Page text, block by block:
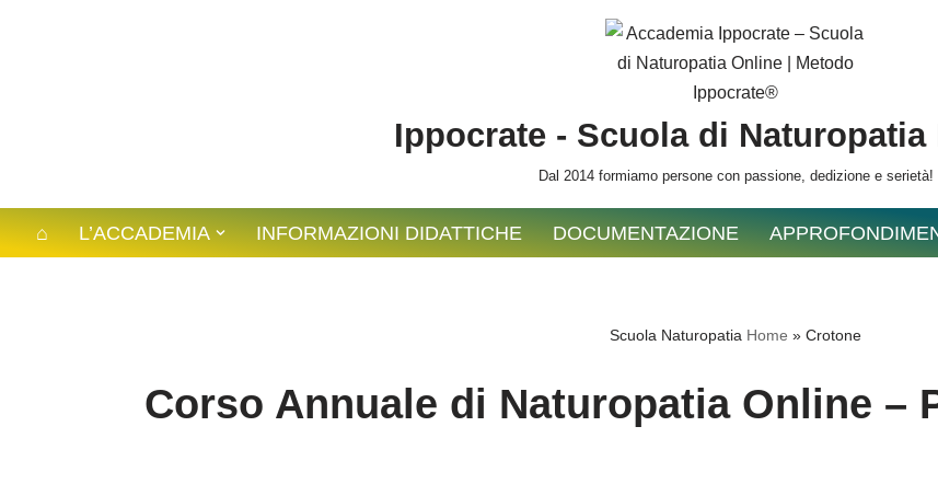
Ippocrate - Scuola di Naturopatia
Dal 2014 formiamo persone con passione, dedizione e serietà!
⌂ L’ACCADEMIA INFORMAZIONI DIDATTICHE DOCUMENTAZIONE
Scuola Naturopatia Home » Crotone
Corso Annuale di Naturopatia Online –